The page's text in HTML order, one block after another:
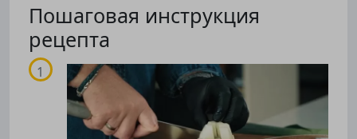
Пошаговая инструкция
рецепта